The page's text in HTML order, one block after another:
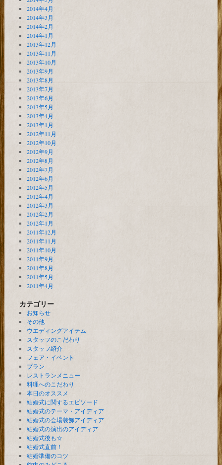
2014年4月
2014年3月
2014年2月
2014年1月
2013年12月
2013年11月
2013年10月
2013年9月
2013年8月
2013年7月
2013年6月
2013年5月
2013年4月
2013年1月
2012年11月
2012年10月
2012年9月
2012年8月
2012年7月
2012年6月
2012年5月
2012年4月
2012年3月
2012年2月
2012年1月
2011年12月
2011年11月
2011年10月
2011年9月
2011年8月
2011年5月
2011年4月
カテゴリー
お知らせ
その他
ウエディングアイテム
スタッフのこだわり
スタッフ紹介
フェア・イベント
プラン
レストランメニュー
料理へのこだわり
本日のオススメ
結婚式に関するエピソード
結婚式のテーマ・アイディア
結婚式の会場装飾アイディア
結婚式の演出のアイディア
結婚式後も☆
結婚式直前！
結婚準備のコツ